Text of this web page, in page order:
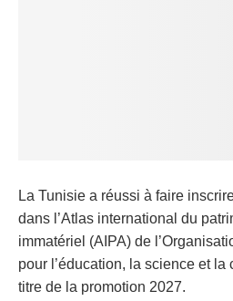
La Tunisie a réussi à faire
dans l’Atlas international du
immatériel (AIPA) de
pour l’éducation, la science et la
titre de la promotion 2027.